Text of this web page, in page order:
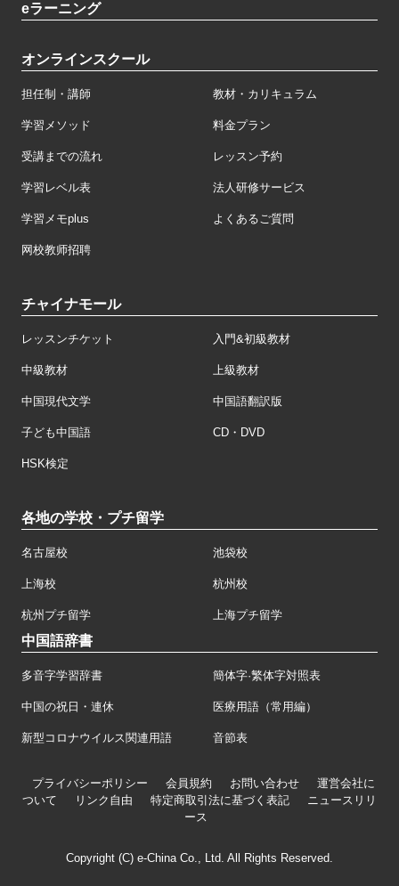
eラーニング
オンラインスクール
担任制・講師 教材・カリキュラム
学習メソッド 料金プラン
受講までの流れ レッスン予約
学習レベル表 法人研修サービス
学習メモplus よくあるご質問
网校教师招聘
チャイナモール
レッスンチケット 入門&初級教材
中級教材 上級教材
中国現代文学 中国語翻訳版
子ども中国語 CD・DVD
HSK検定
各地の学校・プチ留学
名古屋校 池袋校
上海校 杭州校
杭州プチ留学 上海プチ留学
中国語辞書
多音字学習辞書 簡体字·繁体字対照表
中国の祝日・連休 医療用語（常用編）
新型コロナウイルス関連用語 音節表
プライバシーポリシー 会員規約 お問い合わせ
運営会社に
ついて
リンク自由 特定商取引法に基づく表記
ニュースリリ
ース
Copyright (C) e-China Co., Ltd. All Rights Reserved.